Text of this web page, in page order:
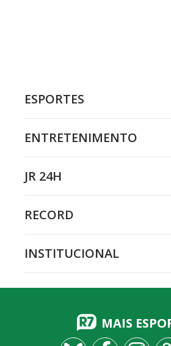
ESPORTES
ENTRETENIMENTO
JR 24H
RECORD
INSTITUCIONAL
MAIS